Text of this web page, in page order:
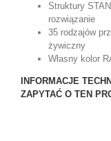
Struktury
rozwiązanie
35 rodzajów
żywiczny
Własny kolor
INFORMACJE
ZAPYTAĆ O TEN